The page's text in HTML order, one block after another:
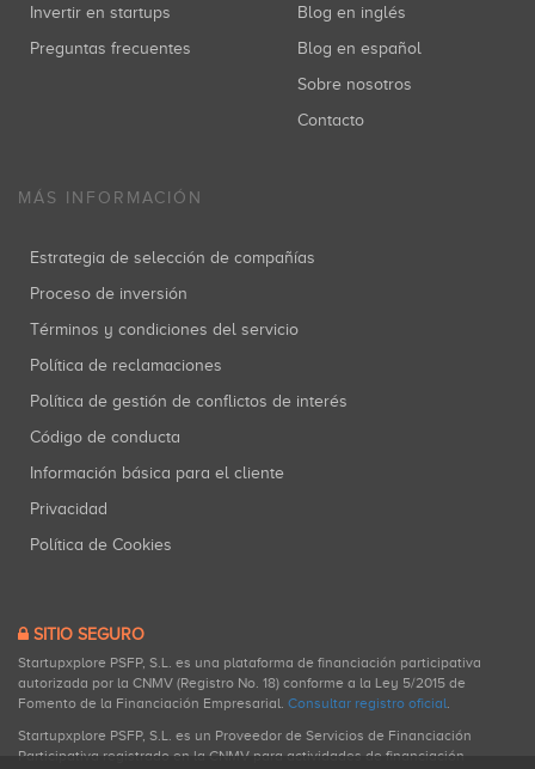
Invertir en startups
Preguntas frecuentes
Blog en inglés
Blog en español
Sobre nosotros
Contacto
MÁS INFORMACIÓN
Estrategia de selección de compañías
Proceso de inversión
Términos y condiciones del servicio
Política de reclamaciones
Política de gestión de conflictos de interés
Código de conducta
Información básica para el cliente
Privacidad
Política de Cookies
SITIO SEGURO
Startupxplore PSFP, S.L. es una plataforma de financiación participativa
autorizada por la CNMV (Registro No. 18) conforme a la Ley 5/2015 de
Fomento de la Financiación Empresarial. Consultar registro oficial.
Startupxplore PSFP, S.L. es un Proveedor de Servicios de Financiación
Participativa registrado en la CNMV para actividades de financiación